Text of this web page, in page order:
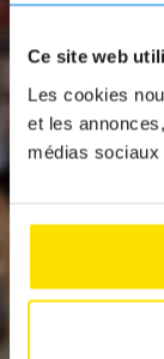
Ce site web
Les cookies
et les
médias